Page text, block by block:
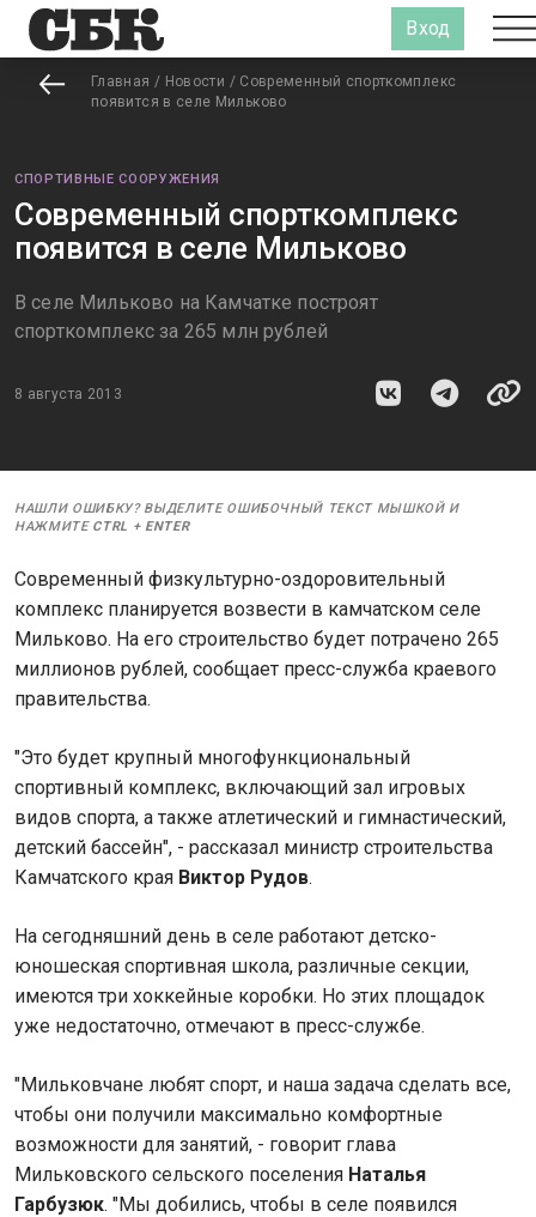
Вход
Главная / Новости / Современный спорткомплекс
появится в селе Мильково
СПОРТИВНЫЕ СООРУЖЕНИЯ
Современный спорткомплекс
появится в селе Мильково
В селе Мильково на Камчатке построят
спорткомплекс за 265 млн рублей
8 августа 2013
НАШЛИ ОШИБКУ? ВЫДЕЛИТЕ ОШИБОЧНЫЙ ТЕКСТ МЫШКОЙ И
НАЖМИТЕ CTRL + ENTER
Современный физкультурно-оздоровительный
комплекс планируется возвести в камчатском селе
Мильково. На его строительство будет потрачено 265
миллионов рублей, сообщает пресс-служба краевого
правительства.
"Это будет крупный многофункциональный
спортивный комплекс, включающий зал игровых
видов спорта, а также атлетический и гимнастический,
детский бассейн", - рассказал министр строительства
Камчатского края Виктор Рудов.
На сегодняшний день в селе работают детско-
юношеская спортивная школа, различные секции,
имеются три хоккейные коробки. Но этих площадок
уже недостаточно, отмечают в пресс-службе.
"Мильковчане любят спорт, и наша задача сделать все,
чтобы они получили максимально комфортные
возможности для занятий, - говорит глава
Мильковского сельского поселения Наталья
Гарбузюк. "Мы добились, чтобы в селе появился